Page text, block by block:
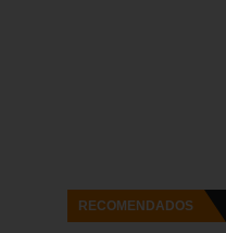
RECOMENDADOS